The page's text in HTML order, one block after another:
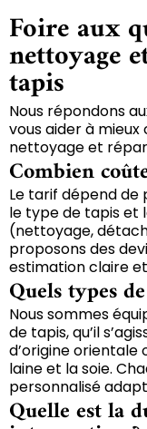
Foire aux
nettoyage
tapis
Nous répondons
vous aider à
nettoyage et
Combien
Le tarif dépend de
le type de tapis et
(nettoyage,
proposons des
estimation claire
Quels types
Nous sommes
de tapis, qu’il
d’origine
laine et la soie.
personnalisé
Quelle est la